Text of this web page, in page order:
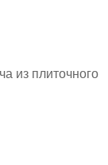
из плиточного